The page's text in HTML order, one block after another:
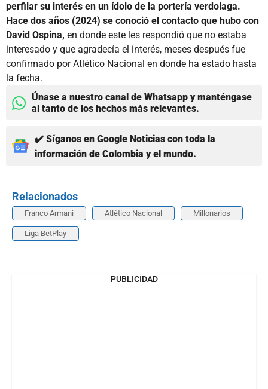
perfilar su interés en un ídolo de la portería verdolaga.
Hace dos años (2024) se conoció el contacto que hubo con
David Ospina, en donde este les respondió que no estaba
interesado y que agradecía el interés, meses después fue
confirmado por Atlético Nacional en donde ha estado hasta
la fecha.
Únase a nuestro canal de Whatsapp y manténgase
al tanto de los hechos más relevantes.
✔️ Síganos en Google Noticias con toda la
información de Colombia y el mundo.
Relacionados
Franco Armani Atlético Nacional Millonarios
Liga BetPlay
PUBLICIDAD